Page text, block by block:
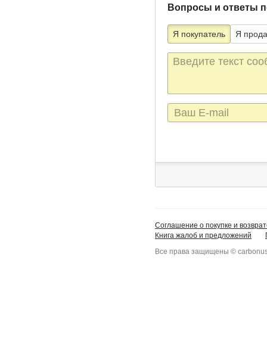
Вопросы и ответы
Я покупатель Я
Текст
сообщения
E-
mail
Соглашение о покупке и
Книга жалоб и предложений
Все права защищены ©